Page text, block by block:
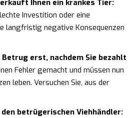
Ihnen ein krankes Tier:
Investition oder eine
langfristig negative Konsequenzen
Betrug erst, nachdem Sie bezahlt
Fehler gemacht und müssen nun
leben. Versuchen Sie, aus der
betrügerischen Viehhändler: